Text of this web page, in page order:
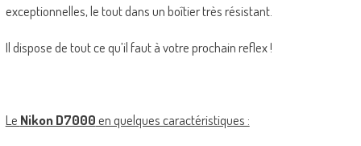
exceptionnelles, le tout dans un boîtier très résistant.
Il dispose de tout ce qu’il faut à votre prochain reflex !
Le Nikon D7000en quelques caractéristiques :